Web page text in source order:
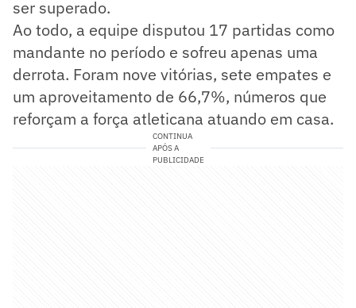
ser superado.
Ao todo, a equipe disputou 17 partidas como
mandante no período e sofreu apenas uma
derrota. Foram nove vitórias, sete empates e
um aproveitamento de 66,7%, números que
reforçam a força atleticana atuando em casa.
CONTINUA
APÓS A
PUBLICIDADE